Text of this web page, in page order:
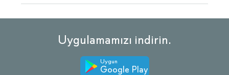
Uygulamamızı indirin.
Uygun
Google Play